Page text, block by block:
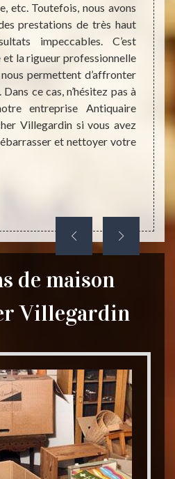
etc. Toutefois, nous avons
prestations de très haut
impeccables. C’est
et la rigueur professionnelle
permettent d’affronter
ce cas, n’hésitez pas à
entreprise Antiquaire
Villegardin si vous avez
et nettoyer votre
Ne
sont
de maison
Villegardin